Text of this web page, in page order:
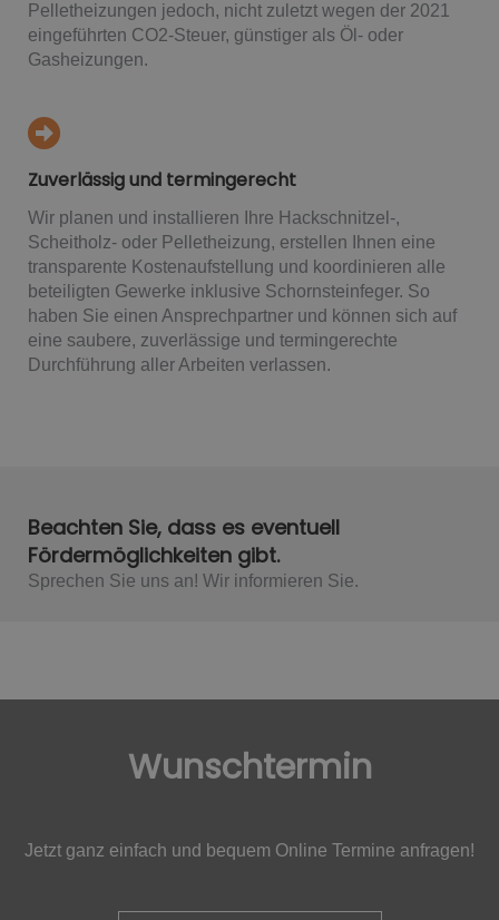
Pelletheizungen jedoch, nicht zuletzt wegen der 2021
eingeführten CO2-Steuer, günstiger als Öl- oder
Gasheizungen.
Zuverlässig und termingerecht
Wir planen und installieren Ihre Hackschnitzel-,
Scheitholz- oder Pelletheizung, erstellen Ihnen eine
transparente Kostenaufstellung und koordinieren alle
beteiligten Gewerke inklusive Schornsteinfeger. So
haben Sie einen Ansprechpartner und können sich auf
eine saubere, zuverlässige und termingerechte
Durchführung aller Arbeiten verlassen.
Beachten Sie, dass es eventuell
Fördermöglichkeiten gibt.
Sprechen Sie uns an! Wir informieren Sie.​
Wunschtermin
Jetzt ganz einfach und bequem Online Termine anfragen!